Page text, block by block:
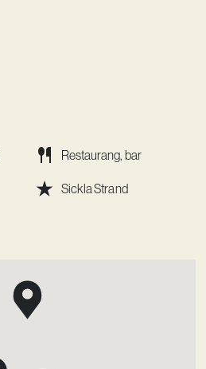
Restaurang, bar
Sickla Strand